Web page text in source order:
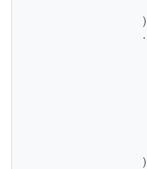
)
.
)